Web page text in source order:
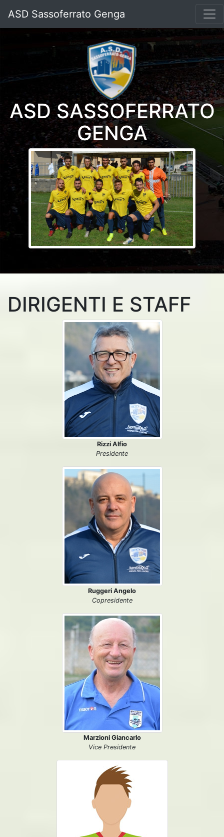
ASD Sassoferrato Genga
ASD SASSOFERRATO
GENGA
DIRIGENTI E STAFF
Rizzi Alfio
Presidente
Ruggeri Angelo
Copresidente
Marzioni Giancarlo
Vice Presidente